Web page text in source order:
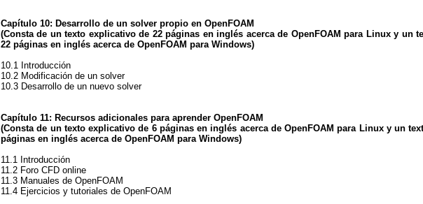
Capítulo 10: Desarrollo de un solver propio en OpenFOAM
(Consta de un texto explicativo de 22 páginas en inglés acerca de OpenFOAM para Linux y un
22 páginas en inglés acerca de OpenFOAM para Windows)
10.1 Introducción
10.2 Modificación de un solver
10.3 Desarrollo de un nuevo solver
Capítulo 11: Recursos adicionales para aprender OpenFOAM
(Consta de un texto explicativo de 6 páginas en inglés acerca de OpenFOAM para Linux y un
páginas en inglés acerca de OpenFOAM para Windows)
11.1 Introducción
11.2 Foro CFD online
11.3 Manuales de OpenFOAM
11.4 Ejercicios y tutoriales de OpenFOAM